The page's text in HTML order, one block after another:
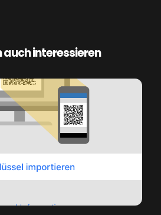
auch interessieren